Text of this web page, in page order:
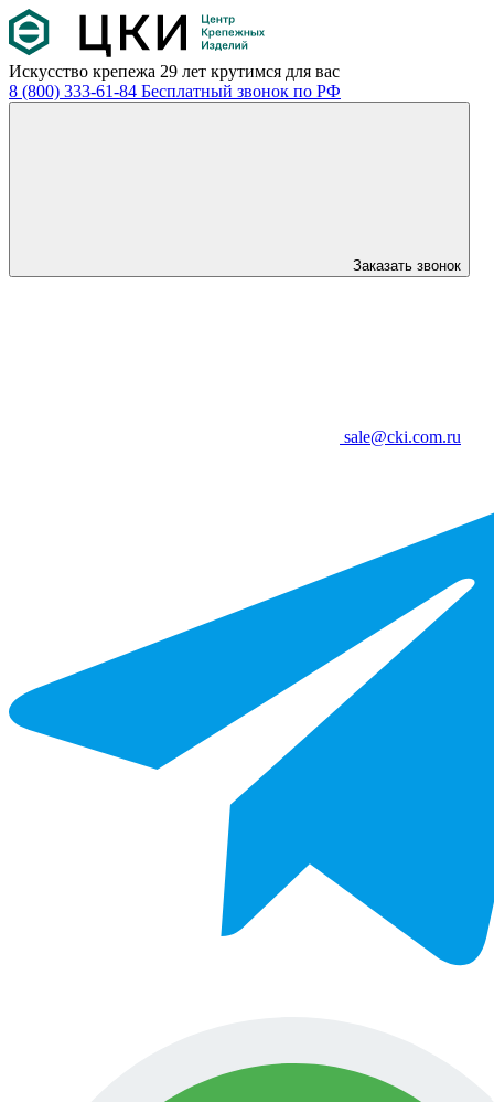
Искусство крепежа 29 лет крутимся для вас
8 (800) 333-61-84 Бесплатный звонок по РФ
Заказать звонок
sale@cki.com.ru